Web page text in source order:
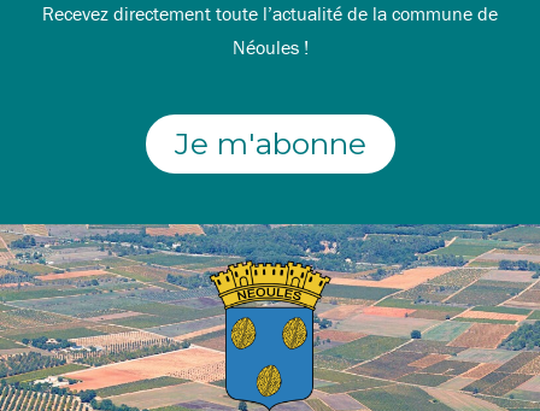
Recevez directement toute l’actualité de la commune de
Néoules !
Je m'abonne